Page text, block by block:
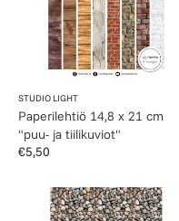
tiilikuviot"
Myyjä:
STUDIO LIGHT
Paperilehtiö 14,8 x 21 cm
"puu- ja tiilikuviot"
Normaalihinta
€5,50
Kuviokartonki